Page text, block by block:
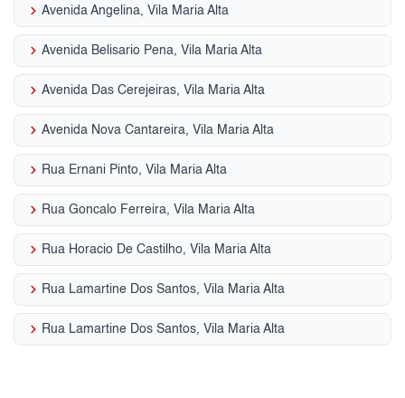
keyboard_arrow_right Avenida Angelina, Vila Maria Alta
keyboard_arrow_right Avenida Belisario Pena, Vila Maria Alta
keyboard_arrow_right Avenida Das Cerejeiras, Vila Maria Alta
keyboard_arrow_right Avenida Nova Cantareira, Vila Maria Alta
keyboard_arrow_right Rua Ernani Pinto, Vila Maria Alta
keyboard_arrow_right Rua Goncalo Ferreira, Vila Maria Alta
keyboard_arrow_right Rua Horacio De Castilho, Vila Maria Alta
keyboard_arrow_right Rua Lamartine Dos Santos, Vila Maria Alta
keyboard_arrow_right Rua Lamartine Dos Santos, Vila Maria Alta